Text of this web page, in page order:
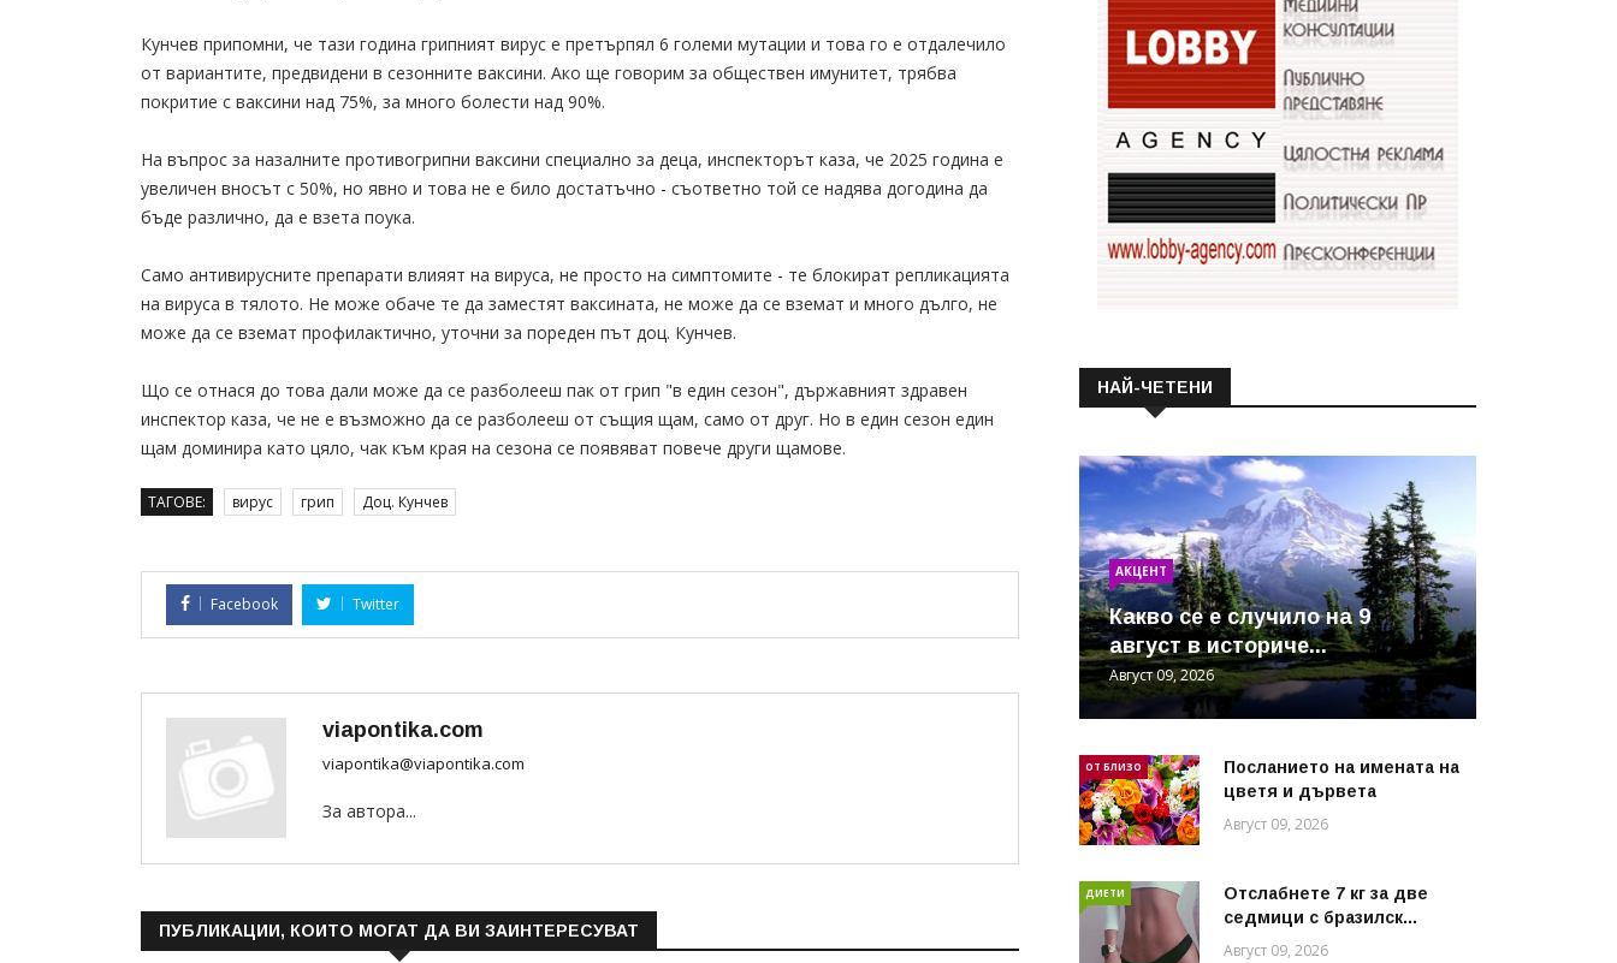
Кунчев припомни, че тази година грипният вирус е претърпял 6 големи мутации и това го е отдалечило
от вариантите, предвидени в сезонните ваксини. Ако ще говорим за обществен имунитет, трябва
покритие с ваксини над 75%, за много болести над 90%.
На въпрос за назалните противогрипни ваксини специално за деца, инспекторът каза, че 2025 година е
увеличен вносът с 50%, но явно и това не е било достатъчно - съответно той се надява догодина да
бъде различно, да е взета поука.
Само антивирусните препарати влияят на вируса, не просто на симптомите - те блокират репликацията
на вируса в тялото. Не може обаче те да заместят ваксината, не може да се вземат и много дълго, не
може да се вземат профилактично, уточни за пореден път доц. Кунчев.
Що се отнася до това дали може да се разболееш пак от грип "в един сезон", държавният здравен
инспектор каза, че не е възможно да се разболееш от същия щам, само от друг. Но в един сезон един
щам доминира като цяло, чак към края на сезона се появяват повече други щамове.
ТАГОВЕ: вирус грип Доц. Кунчев
Facebook Twitter
viapontika.com
viapontika@viapontika.com
За автора...
ПУБЛИКАЦИИ, КОИТО МОГАТ ДА ВИ ЗАИНТЕРЕСУВАТ
НАЙ-ЧЕТЕНИ
АКЦЕНТ
Какво се е случило на 9
август в историче...
Август 09, 2026
ОТ БЛИЗО
Посланието на имената на
цветя и дървета
Август 09, 2026
ДИЕТИ
Отслабнете 7 кг за две
седмици с бразилск...
Август 09, 2026